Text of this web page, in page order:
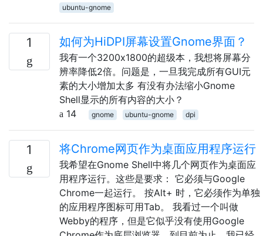
ubuntu-gnome
1 如何为HiDPI屏幕设置Gnome界面？
我有一个3200x1800的超级本，我想将屏幕分
辨率降低2倍。问题是，一旦我完成所有GUI元
素的大小增加太多 有没有办法缩小Gnome
Shell显示的所有内容的大小？
14
gnome ubuntu-gnome dpi
1 将Chrome网页作为桌面应用程序运行
我希望在Gnome Shell中将几个网页作为桌面应
用程序运行。这些是要求： 它必须与Google
Chrome一起运行。 按Alt+ 时，它必须作为单独
的应用程序图标可用Tab。 我看过一个叫做
Webby的程序，但是它似乎没有使用Google